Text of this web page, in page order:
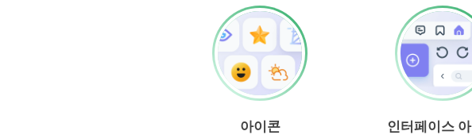
아이콘 인터페이스